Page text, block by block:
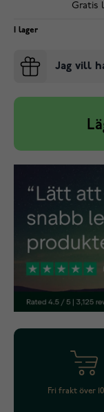
Gratis
I lager
Jag vill
Fri frakt över